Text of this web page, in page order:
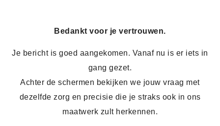
Bedankt voor je vertrouwen.
Je bericht is goed aangekomen. Vanaf nu is er iets in
gang gezet.
Achter de schermen bekijken we jouw vraag met
dezelfde zorg en precisie die je straks ook in ons
maatwerk zult herkennen.